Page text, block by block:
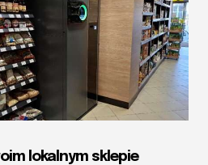
lokalnym sklepie